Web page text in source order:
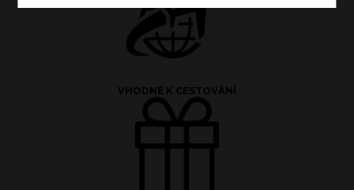
VHODNÉ K CESTOVÁNÍ